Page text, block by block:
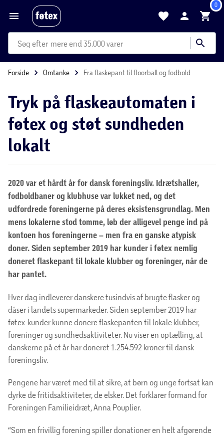
0
mere end 35.000 varer
Forside Omtanke Fra flaskepant til floorball og fodbold
Tryk på flaskeautomaten i
føtex og støt sundheden
lokalt
2020 var et hårdt år for dansk foreningsliv. Idrætshaller,
fodboldbaner og klubhuse var lukket ned, og det
udfordrede foreningerne på deres eksistensgrundlag. Men
mens lokalerne stod tomme, løb der alligevel penge ind på
kontoen hos foreningerne – men fra en ganske atypisk
doner. Siden september 2019 har kunder i føtex nemlig
doneret flaskepant til lokale klubber og foreninger, når de
har pantet.
Hver dag indleverer danskere tusindvis af brugte flasker og
dåser i landets supermarkeder. Siden september 2019 har
føtex-kunder kunne donere flaskepanten til lokale klubber,
foreninger og sundhedsaktiviteter. Nu viser en optælling, at
danskerne på et år har doneret 1.254.592 kroner til dansk
foreningsliv.
Pengene har været med til at sikre, at børn og unge fortsat kan
dyrke de fritidsaktiviteter, de elsker. Det forklarer formand for
Foreningen Familieidræt, Anna Pouplier.
“Som en frivillig forening spiller donationer en helt afgørende